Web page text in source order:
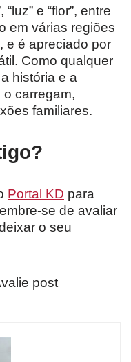
e “flor”, entre
em várias regiões
e é apreciado por
Como qualquer
história e a
carregam,
familiares.
Portal KD para
se de avaliar
o seu
post